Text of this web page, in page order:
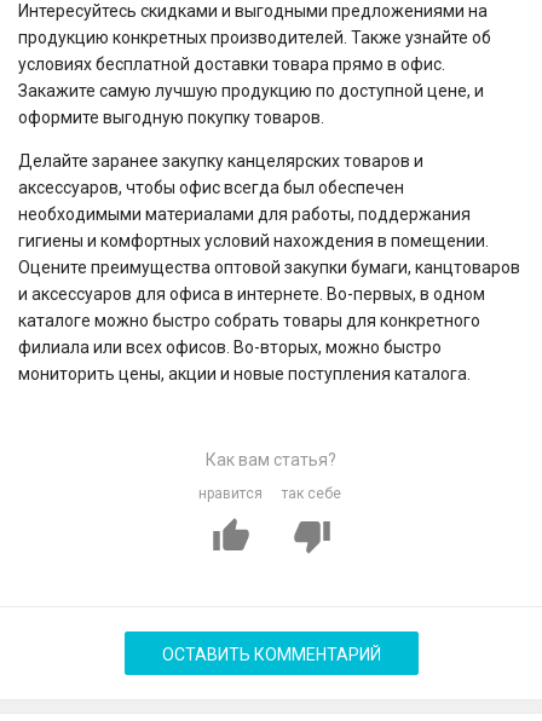
Интересуйтесь скидками и выгодными предложениями на
продукцию конкретных производителей. Также узнайте об
условиях бесплатной доставки товара прямо в офис.
Закажите самую лучшую продукцию по доступной цене, и
оформите выгодную покупку товаров.
Делайте заранее закупку канцелярских товаров и
аксессуаров, чтобы офис всегда был обеспечен
необходимыми материалами для работы, поддержания
гигиены и комфортных условий нахождения в помещении.
Оцените преимущества оптовой закупки бумаги, канцтоваров
и аксессуаров для офиса в интернете. Во-первых, в одном
каталоге можно быстро собрать товары для конкретного
филиала или всех офисов. Во-вторых, можно быстро
мониторить цены, акции и новые поступления каталога.
Как вам статья?
нравится так себе
ОСТАВИТЬ КОММЕНТАРИЙ